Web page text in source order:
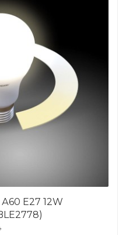
Е27 12W